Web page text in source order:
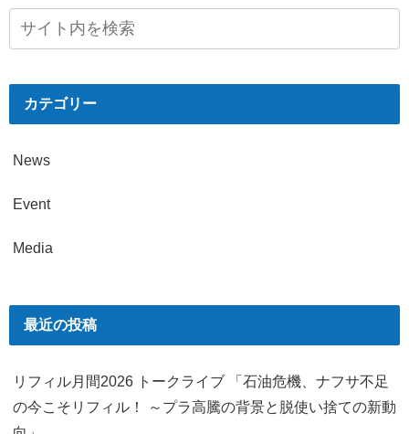
カテゴリー
News
Event
Media
最近の投稿
リフィル月間2026 トークライブ 「石油危機、ナフサ不足
の今こそリフィル！ ～プラ高騰の背景と脱使い捨ての新動